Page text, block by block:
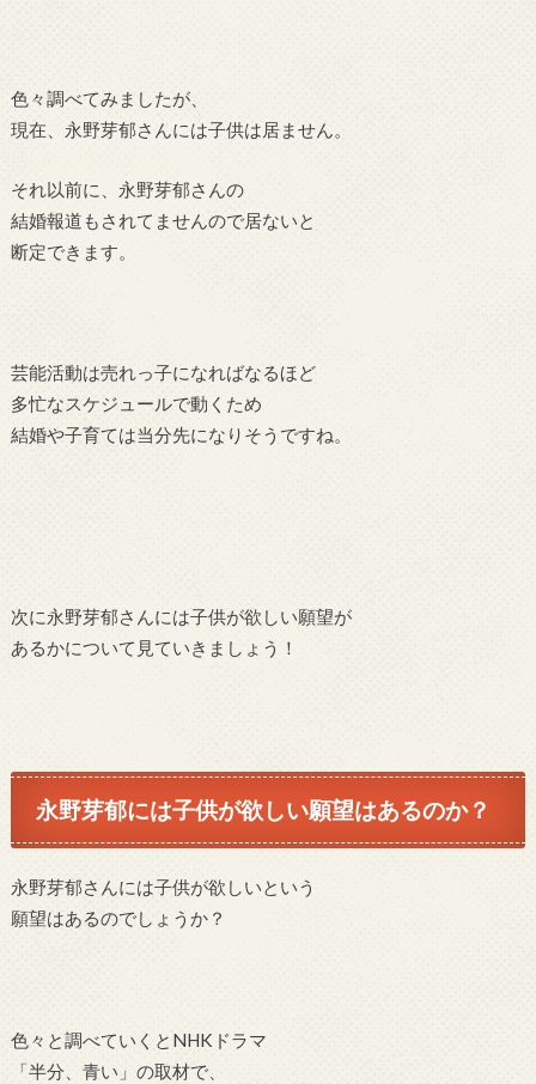
色々調べてみましたが、
現在、永野芽郁さんには子供は居ません。
それ以前に、永野芽郁さんの
結婚報道もされてませんので居ないと
断定できます。
芸能活動は売れっ子になればなるほど
多忙なスケジュールで動くため
結婚や子育ては当分先になりそうですね。
次に永野芽郁さんには子供が欲しい願望が
あるかについて見ていきましょう！
永野芽郁には子供が欲しい願望はあるのか？
永野芽郁さんには子供が欲しいという
願望はあるのでしょうか？
色々と調べていくとNHKドラマ
「半分、青い」の取材で、